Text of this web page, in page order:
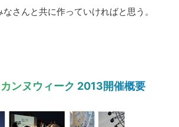
さんと共に作っていければと思う。
ンヌウィーク 2013開催概要